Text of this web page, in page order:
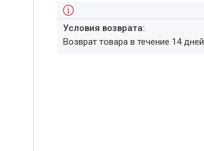
возврат товара в течение 14 дней